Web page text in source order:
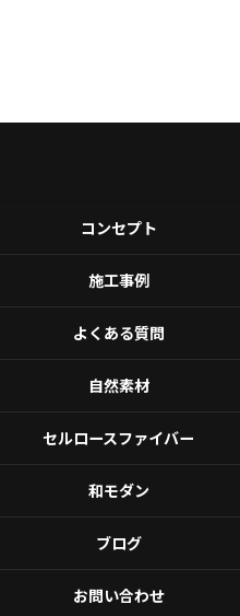
コンセプト
施工事例
よくある質問
自然素材
セルロースファイバー
和モダン
ブログ
お問い合わせ